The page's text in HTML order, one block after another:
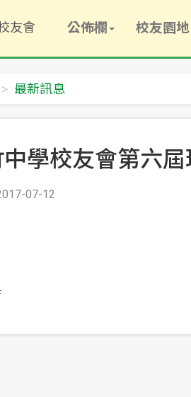
友會竹
學
友
會
頁
公佈欄 校友園地
最新訊息
學校友會第六
07-12